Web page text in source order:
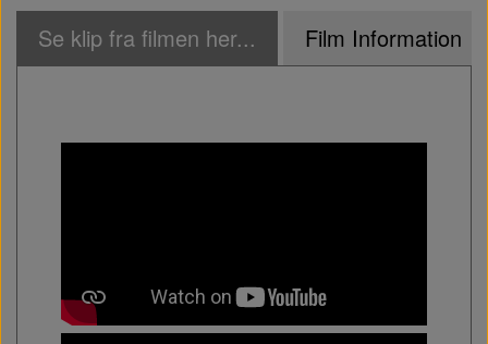
Se klip fra filmen her... Film Information